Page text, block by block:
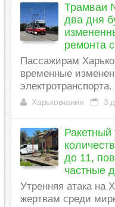
Трамваи
два дня
ремонта
Пассажирам
временные
электротранспорта.
Харьковчанин 3
Ракетный
до 11,
частные
Утренняя атака на
жертвам среди